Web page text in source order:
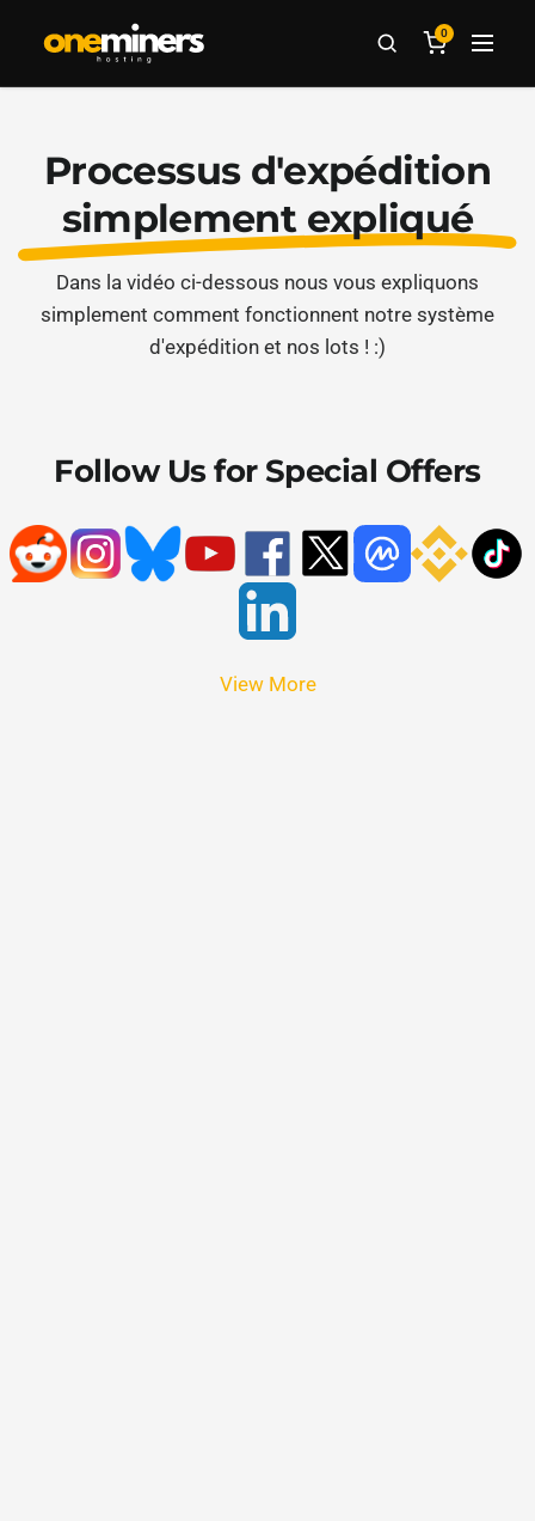
0
Processus d'expédition
simplement expliqué
Dans la vidéo ci-dessous nous vous expliquons
simplement comment fonctionnent notre système
d'expédition et nos lots ! :)
Follow Us for Special Offers
View More